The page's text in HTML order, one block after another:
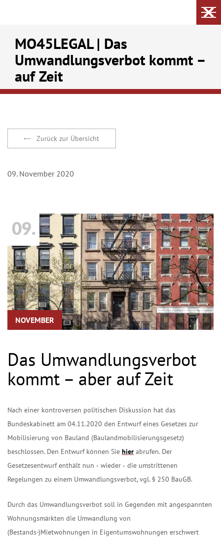
MO45LEGAL | Das
Umwandlungsverbot kommt –
auf Zeit
Zurück zur Übersicht
09. November 2020
09.
NOVEMBER
Das Umwandlungsverbot
kommt – aber auf Zeit
Nach einer kontroversen politischen Diskussion hat das
Bundeskabinett am 04.11.2020 den Entwurf eines Gesetzes zur
Mobilisierung von Bauland (Baulandmobilisierungsgesetz)
beschlossen. Den Entwurf können Sie hier abrufen. Der
Gesetzesentwurf enthält nun ‑ wieder ‑ die umstrittenen
Regelungen zu einem Umwandlungsverbot, vgl. § 250 BauGB.
Durch das Umwandlungsverbot soll in Gegenden mit angespannten
Wohnungsmärkten die Umwandlung von
(Bestands-)Mietwohnungen in Eigentumswohnungen erschwert